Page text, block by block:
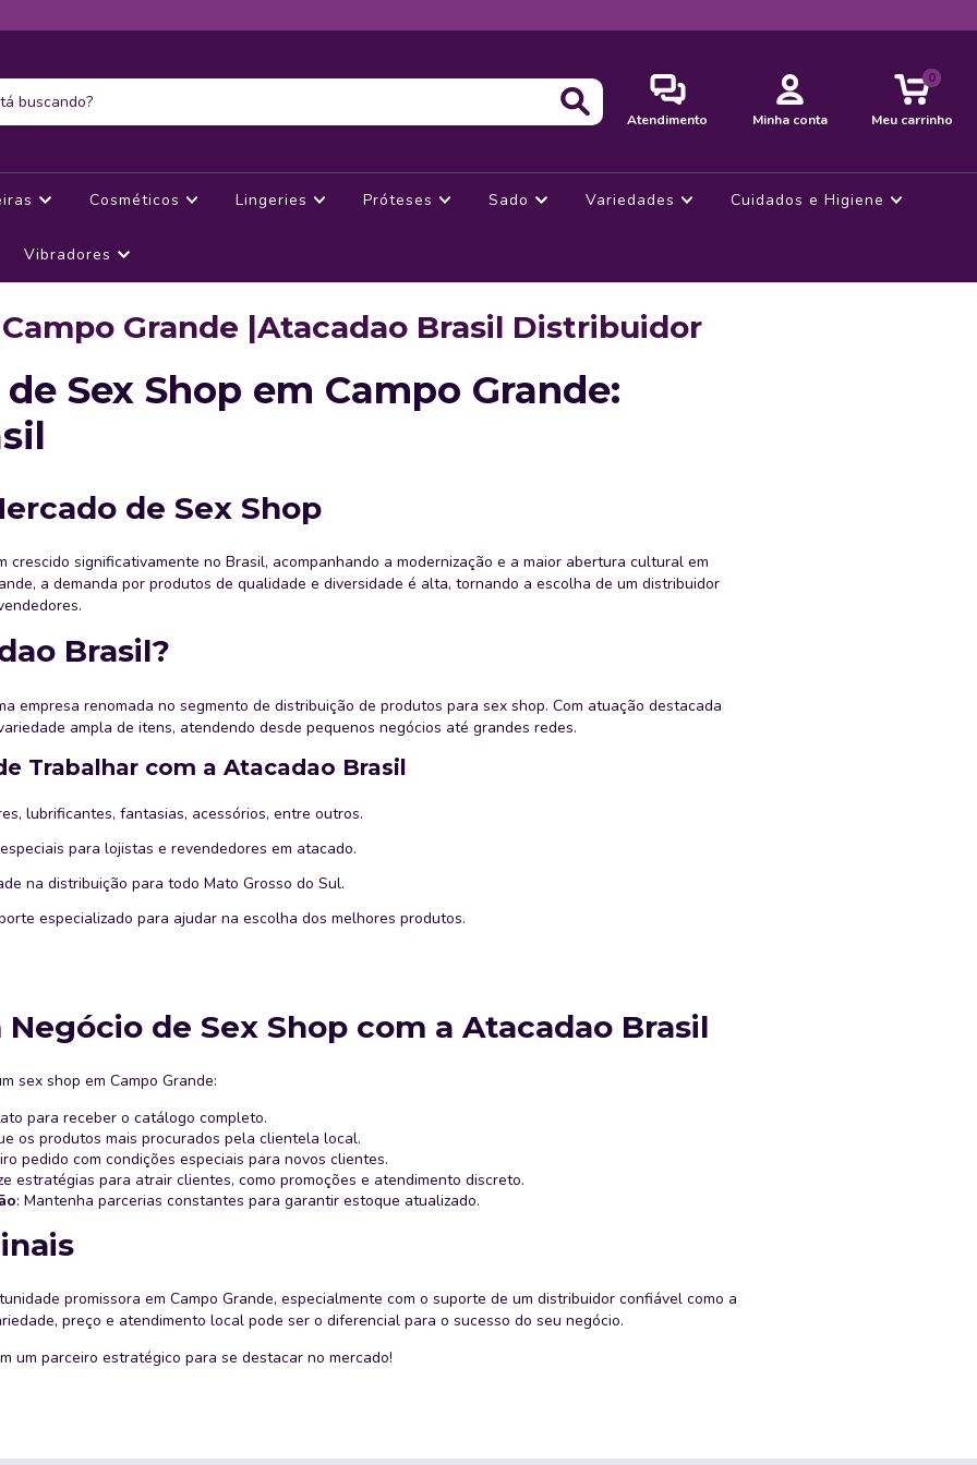
Atendimento Minha conta Meu carrinho
0
Cosméticos Lingeries Próteses Sado Variedades Cuidados e Higiene
Vibradores
Grande |Atacadao Brasil Distribuidor
Sex Shop em Campo Grande:
de Sex Shop
crescido significativamente no Brasil, acompanhando a modernização e a maior abertura cultural em
a demanda por produtos de qualidade e diversidade é alta, tornando a escolha de um distribuidor
Brasil?
empresa renomada no segmento de distribuição de produtos para sex shop. Com atuação destacada
ampla de itens, atendendo desde pequenos negócios até grandes redes.
Trabalhar com a Atacadao Brasil
lubrificantes, fantasias, acessórios, entre outros.
para lojistas e revendedores em atacado.
na distribuição para todo Mato Grosso do Sul.
especializado para ajudar na escolha dos melhores produtos.
de Sex Shop com a Atacadao Brasil
sex shop em Campo Grande:
para receber o catálogo completo.
os produtos mais procurados pela clientela local.
pedido com condições especiais para novos clientes.
estratégias para atrair clientes, como promoções e atendimento discreto.
: Mantenha parcerias constantes para garantir estoque atualizado.
promissora em Campo Grande, especialmente com o suporte de um distribuidor confiável como a
preço e atendimento local pode ser o diferencial para o sucesso do seu negócio.
um parceiro estratégico para se destacar no mercado!